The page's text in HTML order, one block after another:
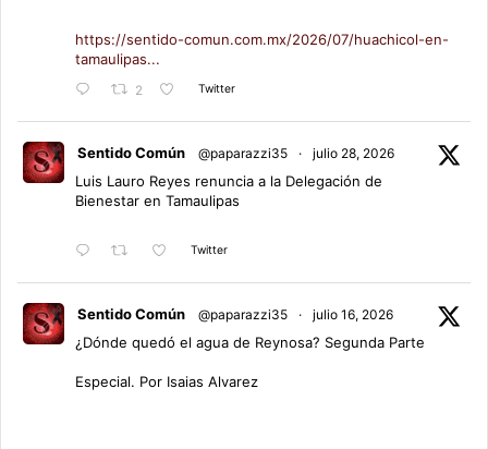
https://sentido-comun.com.mx/2026/07/huachicol-en-
tamaulipas...
2 Twitter
Sentido Común @paparazzi35 · julio 28, 2026
Luis Lauro Reyes renuncia a la Delegación de
Bienestar en Tamaulipas
Twitter
Sentido Común @paparazzi35 · julio 16, 2026
¿Dónde quedó el agua de Reynosa? Segunda Parte
Especial. Por Isaias Alvarez